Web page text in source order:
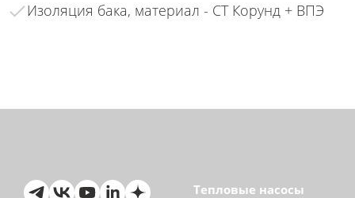
Изоляция бака, материал - СТ Корунд + ВПЭ
Тепловые насосы